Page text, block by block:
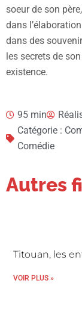
soeur de son
dans
dans des
les secrets de
existence.
95 min
Catégorie :
Comédie
Autres
Titouan, les
VOIR PLUS »